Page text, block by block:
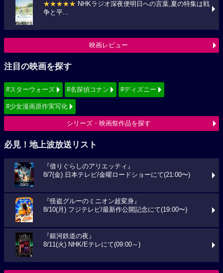
★★★★★ NHKラジオ深夜便明日への言葉,夏の特集は戦
争と平...
映画レビュー
注目の映画を探す
#スターウォーズ #名探偵コナン #ディズニー
#少女漫画原作実写化
シリーズ・映画祭作品を探す
必見！地上波放送リスト
『借りぐらしのアリエッティ』
8/7(金) 日本テレビ/金曜ロードショーにて(21:00〜)
『怪盗グルーのミニオン超変身』
8/10(月) フジテレビ/最新作公開記念にて(19:00〜)
『銀河鉄道の夜』
8/11(火) NHK/Eテレにて(09:00～)